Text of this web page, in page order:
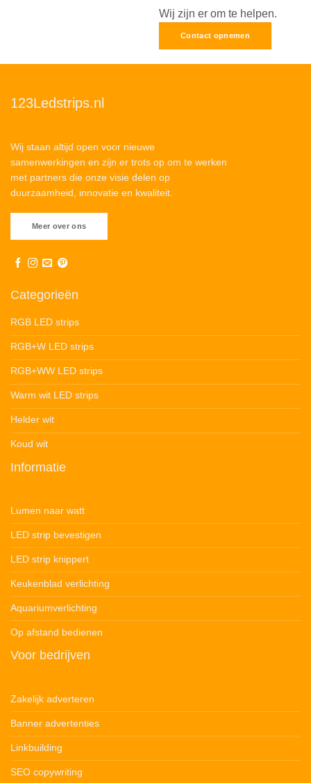
Wij zijn er om te helpen.
Contact opnemen
123Ledstrips.nl
Wij staan altijd open voor nieuwe
samenwerkingen en zijn er trots op om te werken
met partners die onze visie delen op
duurzaamheid, innovatie en kwaliteit.
Meer over ons
Categorieën
RGB LED strips
RGB+W LED strips
RGB+WW LED strips
Warm wit LED strips
Helder wit
Koud wit
Informatie
Lumen naar watt
LED strip bevestigen
LED strip knippert
Keukenblad verlichting
Aquariumverlichting
Op afstand bedienen
Voor bedrijven
Zakelijk adverteren
Banner advertenties
Linkbuilding
SEO copywriting